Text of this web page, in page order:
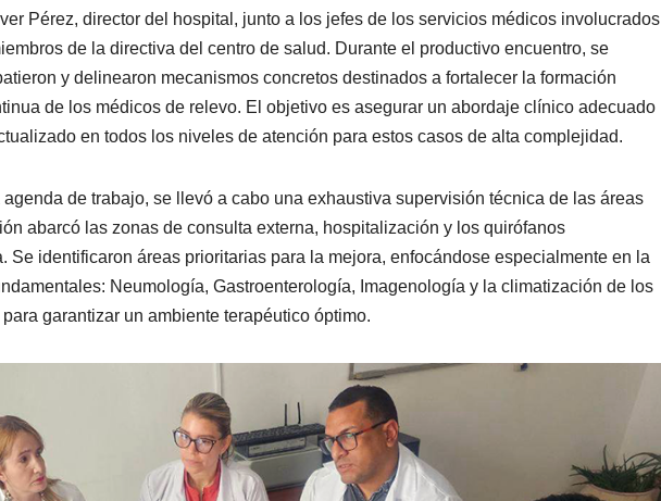
Pérez, director del hospital, junto a los jefes de los servicios médicos involucrados
de la directiva del centro de salud. Durante el productivo encuentro, se
y delinearon mecanismos concretos destinados a fortalecer la formación
de los médicos de relevo. El objetivo es asegurar un abordaje clínico adecuado
en todos los niveles de atención para estos casos de alta complejidad.
de trabajo, se llevó a cabo una exhaustiva supervisión técnica de las áreas
abarcó las zonas de consulta externa, hospitalización y los quirófanos
Se identificaron áreas prioritarias para la mejora, enfocándose especialmente en la
Neumología, Gastroenterología, Imagenología y la climatización de los
garantizar un ambiente terapéutico óptimo.